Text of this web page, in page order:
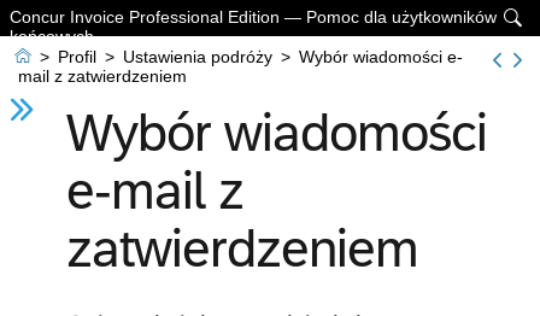

Concur Invoice Professional Edition — Pomoc dla użytkowników
końcowych
 > Profil > Ustawienia podróży > Wybór wiadomości e-
mail z zatwierdzeniem
Wybór wiadomości
e-mail z
zatwierdzeniem